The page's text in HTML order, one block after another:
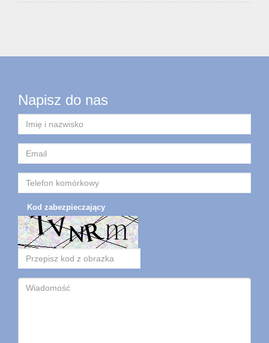
Napisz do nas
Kod zabezpieczający